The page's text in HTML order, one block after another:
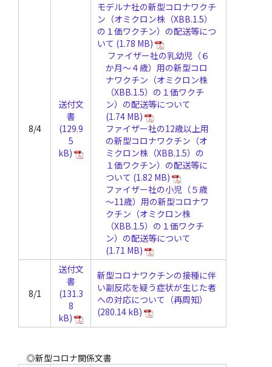
8/4
送付文
書
モデルナ社の新型コロナワクチ
ン（オミクロン株（XBB.1.5）
の１価ワクチン）の配送等につ
いて
ファイザー社の乳幼児（６
か月～４歳）用の新型コロ
ナワクチン（オミクロン株
（XBB.1.5）の１価ワクチ
ン）の配送等について
ファイザー社の12歳以上用
の新型コロナワクチン（オ
ミクロン株（XBB.1.5）の
１価ワクチン）の配送等に
ついて
ファイザー社の小児（５歳
～11歳）用の新型コロナワ
クチン（オミクロン株
（XBB.1.5）の１価ワクチ
ン）の配送等について
8/1
送付文
書
新型コロナワクチンの接種に伴
い副反応を疑う症状が生じた者
への対応について（再周知）
◎新型コロナ関係文書